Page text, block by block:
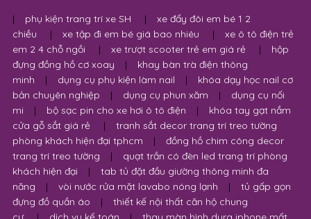
| phụ kiện trang trí xe SH |
xe đẩy đôi em bé 1 2
chiều
| xe tập đi em bé giá bao nhiêu |
xe ô tô điện trẻ
em 2 4 chỗ ngồi
| xe trượt scooter trẻ em giá rẻ |
hộp
đựng đồng hồ cơ xoay
|
khay bàn trà điện thông
minh
| dụng cụ phụ kiện làm nail |
khóa dạy học nail cơ
bản chuyên nghiệp
| dụng cụ phun xăm |
dụng cụ nối
mi
| bộ sạc pin cho xe hơi ô tô điện |
khóa tay gạt nắm
cửa gỗ sắt giá rẻ
|
tranh sắt decor trang trí treo tường
phòng khách hiện đại tphcm
|
đồng hồ chim công decor
trang trí treo tường
|
quạt trần có đèn led trang trí phòng
khách hiện đại
|
tab tủ đặt đầu giường thông minh đa
năng
| vòi nước rửa mặt lavabo nóng lạnh |
tủ gấp gọn
đựng đồ quần áo
|
thiết kế nội thất căn hộ chung